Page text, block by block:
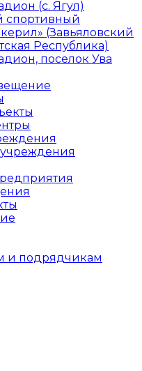
(с. Ягул)
спортивный
(Завьяловский
Республика)
поселок Ува
и подрядчикам